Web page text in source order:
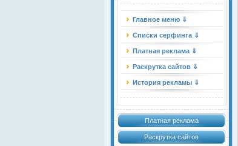
Главное меню ⇓
Списки серфинга ⇓
Платная реклама ⇓
Раскрутка сайтов ⇓
История рекламы ⇓
Платная реклама
Раскрутка сайтов